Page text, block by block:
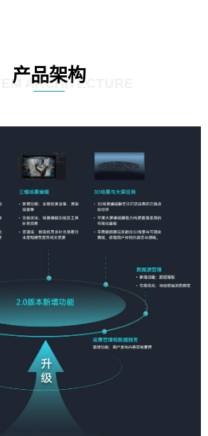
产品架构
ARCHITECTURE